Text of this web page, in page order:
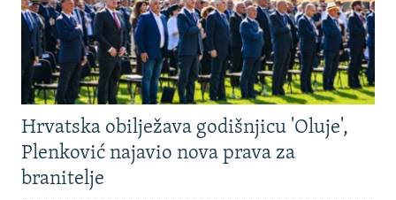
Hrvatska obilježava godišnjicu 'Oluje',
Plenković najavio nova prava za
branitelje